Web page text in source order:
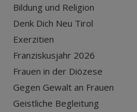
Bildung und Religion
Denk Dich Neu Tirol
Exerzitien
Franziskusjahr 2026
Frauen in der Diözese
Gegen Gewalt an Frauen
Geistliche Begleitung